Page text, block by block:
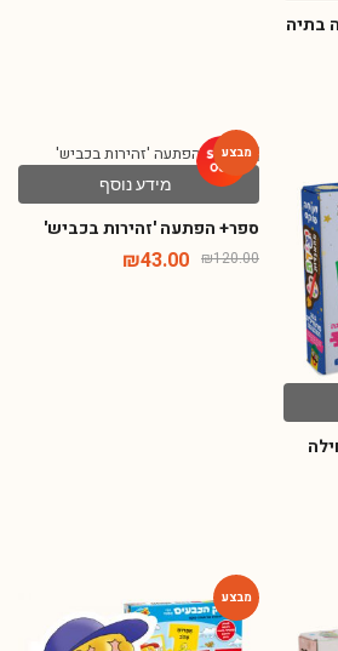
בתיה
מידע נוסף
ספר+ הפתעה 'זהירות בכביש'
₪120.00
₪43.00